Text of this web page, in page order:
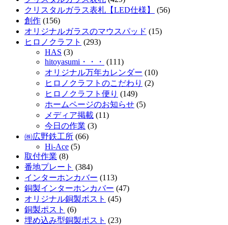
クリスタルガラス表札【LED仕様】
(56)
創作 (156)
オリジナルガラスのマウスパッド (15)
ヒロノクラフト (293)
HAS (3)
hitoyasumi・・・ (111)
オリジナル万年カレンダー (10)
ヒロノクラフトのこだわり (2)
ヒロノクラフト便り (149)
ホームページのお知らせ (5)
メディア掲載 (11)
今日の作業 (3)
㈱広野鉄工所 (66)
Hi-Ace (5)
取付作業 (8)
番地プレート (384)
インターホンカバー (113)
銅製インターホンカバー (47)
オリジナル銅製ポスト (45)
銅製ポスト (6)
埋め込み型銅製ポスト (23)